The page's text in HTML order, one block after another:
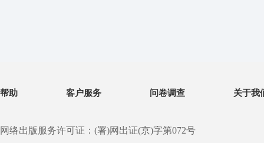
帮助 客户服务 问卷调查 关于我
网络出版服务许可证：(署)网出证(京)字第072号